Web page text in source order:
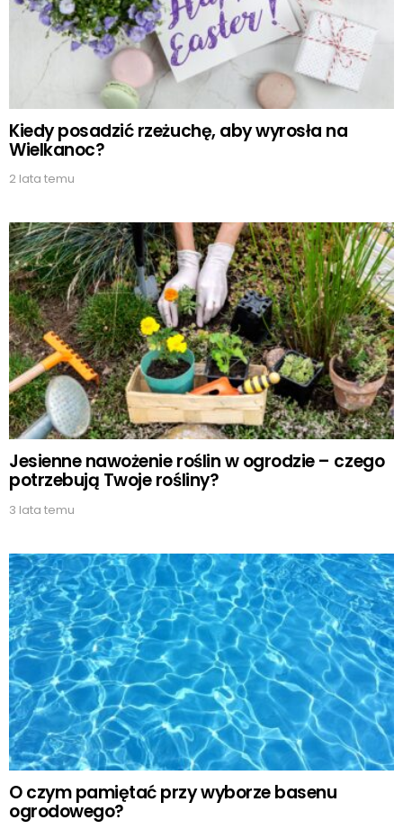
Kiedy posadzić rzeżuchę, aby wyrosła na
Wielkanoc?
2 lata temu
Jesienne nawożenie roślin w ogrodzie – czego
potrzebują Twoje rośliny?
3 lata temu
O czym pamiętać przy wyborze basenu
ogrodowego?